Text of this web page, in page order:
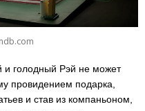
и голодный Рэй не может
провидением подарка,
и став из компаньоном,